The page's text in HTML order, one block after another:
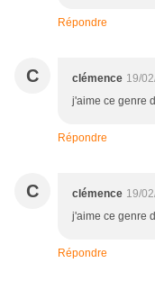
Répondre
C clémence 19/
j'aime ce genre
Répondre
C clémence 19/
j'aime ce genre
Répondre